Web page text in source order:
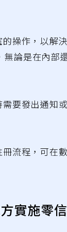
操作，以解
論是在內部
要發出通知
流程，可在
實施零